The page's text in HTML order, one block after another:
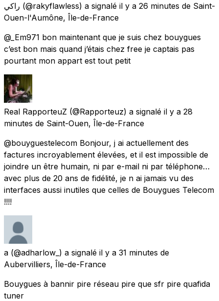
راكي (@rakyflawless) a signalé il y a 26 minutes de Saint-
Ouen-l'Aumône, Île-de-France
@_Em971 bon maintenant que je suis chez bouygues
c’est bon mais quand j’étais chez free je captais pas
pourtant mon appart est tout petit
Real RapporteuZ (@Rapporteuz) a signalé il y a 28
minutes de Saint-Ouen, Île-de-France
@bouyguestelecom Bonjour, j ai actuellement des
factures incroyablement élevées, et il est impossible de
joindre un être humain, ni par e-mail ni par téléphone…
avec plus de 20 ans de fidélité, je n ai jamais vu des
interfaces aussi inutiles que celles de Bouygues Telecom
!!!!
a (@adharlow_) a signalé il y a 31 minutes de
Aubervilliers, Île-de-France
Bouygues à bannir pire réseau pire que sfr pire quafida
tuner